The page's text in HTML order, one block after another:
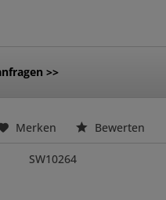
>>
Merken Bewerten
SW10264